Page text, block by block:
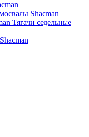
Shacman
Тягачи седельные